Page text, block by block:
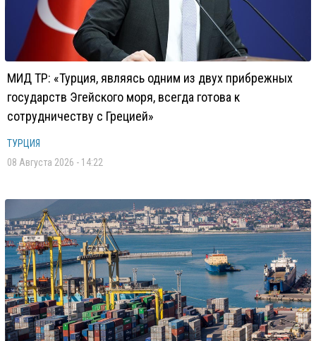
МИД ТР: «Турция, являясь одним из двух прибрежных
государств Эгейского моря, всегда готова к
сотрудничеству с Грецией»
ТУРЦИЯ
08 Августа 2026 - 14:22